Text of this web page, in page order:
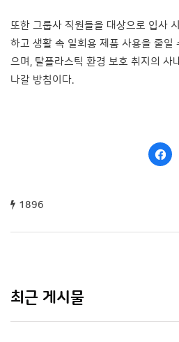
또한 그룹사 직원들을 대상으로 입사
하고 생활 속 일회용 제품 사용을 줄일
으며, 탈플라스틱 환경 보호 취지의 사
나갈 방침이다.
1896
최근 게시물